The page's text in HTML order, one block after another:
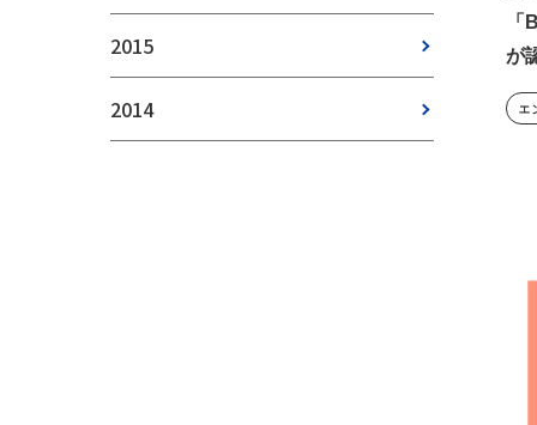
が
エ
2015
2014